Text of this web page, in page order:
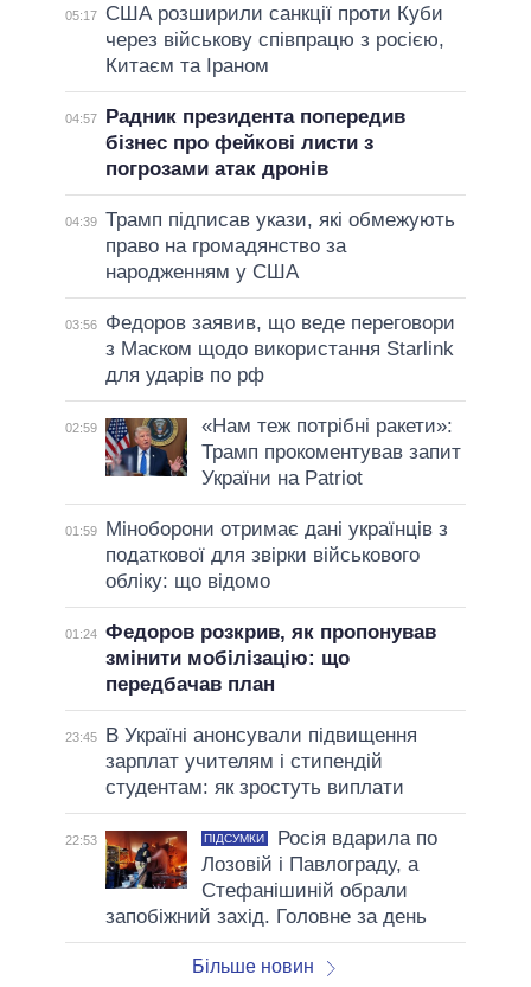
05:17
США розширили санкції проти Куби
через військову співпрацю з росією,
Китаєм та Іраном
04:57
Радник президента попередив
бізнес про фейкові листи з
погрозами атак дронів
04:39 Трамп підписав укази, які обмежують
право на громадянство за
народженням у США
03:56
Федоров заявив, що веде переговори
з Маском щодо використання Starlink
для ударів по рф
02:59
«Нам теж потрібні ракети»:
Трамп прокоментував запит
України на Patriot
01:59
Міноборони отримає дані українців з
податкової для звірки військового
обліку: що відомо
01:24 Федоров розкрив, як пропонував
змінити мобілізацію: що
передбачав план
23:45
В Україні анонсували підвищення
зарплат учителям і стипендій
студентам: як зростуть виплати
22:53 ПІДСУМКИ
Росія вдарила по
Лозовій і Павлограду, а
Стефанішиній обрали
запобіжний захід. Головне за день
Більше новин